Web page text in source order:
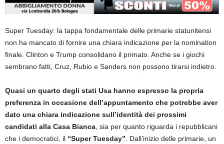
Super Tuesday: la tappa fondamentale delle primarie statunitensi
non ha mancato di fornire una chiara indicazione per la nomination
finale. Clinton e Trump consolidano il primato. Anche se i giochi
sembrano fatti, Cruz, Rubio e Sanders non possono tirarsi indietro.
Quasi un quarto degli stati Usa hanno espresso la propria
preferenza in occasione dell’appuntamento che potrebbe aver
dato una chiara indicazione sull’identità dei prossimi
candidati alla Casa Bianca , sia per quanto riguarda i repubblicani
che i democratici, il “Super Tuesday” . Dall’inizio delle primarie, un